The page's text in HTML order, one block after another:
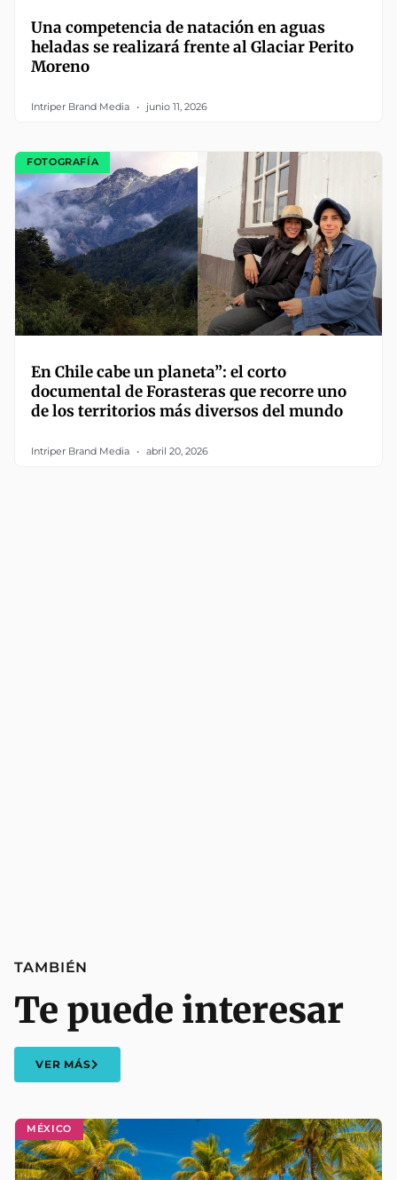
Una competencia de natación en aguas
heladas se realizará frente al Glaciar Perito
Moreno
Intriper Brand Media junio 11, 2026
FOTOGRAFÍA
En Chile cabe un planeta”: el corto
documental de Forasteras que recorre uno
de los territorios más diversos del mundo
Intriper Brand Media abril 20, 2026
MÉXICO
TAMBIÉN
Te puede interesar
VER MÁS